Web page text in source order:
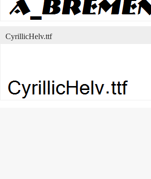
CyrillicHelv.ttf